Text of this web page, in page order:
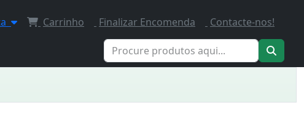
Carrinho Finalizar Encomenda Contacte-nos!